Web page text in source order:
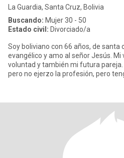
La Guardia, Santa Cruz, Bolivia
Buscando: Mujer 30 - 50
Estado civil: Divorciado/a
Soy boliviano con 66 años, de santa
evangélico y amo al señor Jesús.
voluntad y también mi futura
pero no ejerzo la profesión, pero